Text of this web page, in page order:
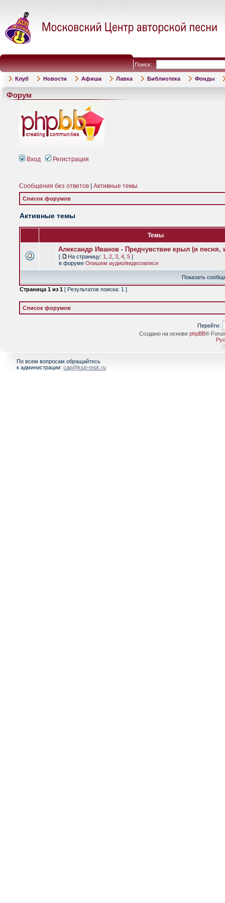
Поиск:
Клуб Новости Афиша Лавка Библиотека Фонды
Форум
Вход Регистрация
Сообщения без ответов Активные темы
Список форумов
Активные темы
Темы
Александр Иванов - Предчувствие крыл (и песня,
[ На страницу: 1 2 3 4 5 ]
в форуме Опишем аудио/видеозаписи
Показать
Страница 1 из 1 [ Результатов поиска: 1 ]
Список форумов
Перейти:
Создано на основе phpBB®
[
По всем вопросам обращайтесь
к администрации: cap@ksp-msk.ru